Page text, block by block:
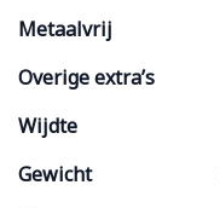
Metaalvrij
Overige extra’s
Wijdte
Gewicht